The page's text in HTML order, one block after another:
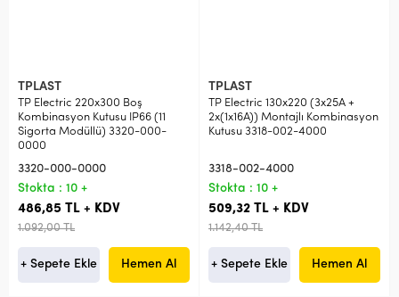
TPLAST
TP Electric 220x300 Boş
Kombinasyon Kutusu IP66 (11
Sigorta Modüllü) 3320-000-
0000
3320-000-0000
Stokta : 10 +
486,85 TL + KDV
1.092,00 TL
+ Sepete Ekle Hemen Al
TPLAST
TP Electric 130x220 (3x25A +
2x(1x16A)) Montajlı Kombinasyon
Kutusu 3318-002-4000
3318-002-4000
Stokta : 10 +
509,32 TL + KDV
1.142,40 TL
+ Sepete Ekle Hemen Al